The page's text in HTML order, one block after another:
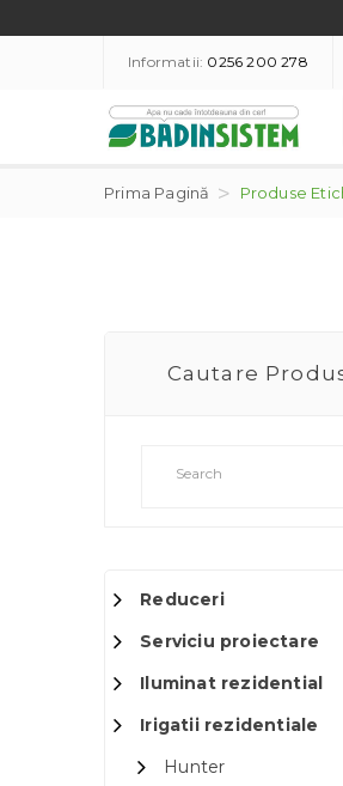
Informatii: 0256 200 278
Prima Pagină Produse
Cautare
Reduceri
Serviciu proiectare
Iluminat rezidential
Irigatii rezidentiale
Hunter